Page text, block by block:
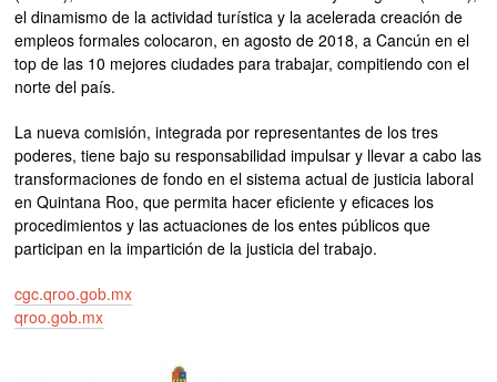
el dinamismo de la actividad turística y la acelerada creación de
empleos formales colocaron, en agosto de 2018, a Cancún en el
top de las 10 mejores ciudades para trabajar, compitiendo con el
norte del país.
La nueva comisión, integrada por representantes de los tres
poderes, tiene bajo su responsabilidad impulsar y llevar a cabo las
transformaciones de fondo en el sistema actual de justicia laboral
en Quintana Roo, que permita hacer eficiente y eficaces los
procedimientos y las actuaciones de los entes públicos que
participan en la impartición de la justicia del trabajo.
cgc.qroo.gob.mx
qroo.gob.mx